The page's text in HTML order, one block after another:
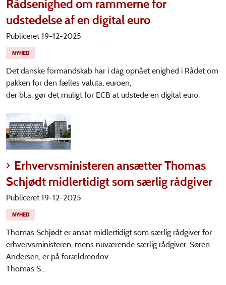
Rådsenighed om rammerne for
udstedelse af en digital euro
Publiceret 19-12-2025
NYHED
Det danske formandskab har i dag opnået enighed i Rådet om
pakken for den fælles valuta, euroen,
der bl.a. gør det muligt for ECB at udstede en digital euro.
Erhvervsministeren ansætter Thomas
Schjødt midlertidigt som særlig rådgiver
Publiceret 19-12-2025
NYHED
Thomas Schjødt er ansat midlertidigt som særlig rådgiver for
erhvervsministeren, mens nuværende særlig rådgiver, Søren
Andersen, er på forældreorlov.
Thomas S...